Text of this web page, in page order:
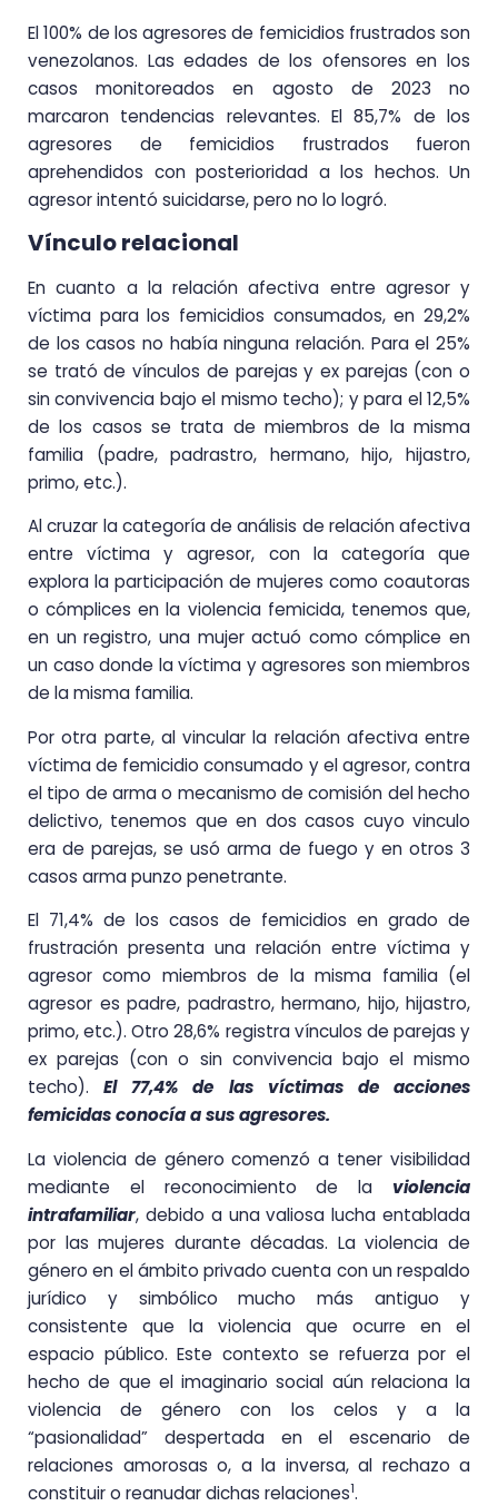
El 100% de los agresores de femicidios frustrados son
venezolanos. Las edades de los ofensores en los
casos monitoreados en agosto de 2023 no
marcaron tendencias relevantes. El 85,7% de los
agresores de femicidios frustrados fueron
aprehendidos con posterioridad a los hechos. Un
agresor intentó suicidarse, pero no lo logró.
Vínculo relacional
En cuanto a la relación afectiva entre agresor y
víctima para los femicidios consumados, en 29,2%
de los casos no había ninguna relación. Para el 25%
se trató de vínculos de parejas y ex parejas (con o
sin convivencia bajo el mismo techo); y para el 12,5%
de los casos se trata de miembros de la misma
familia (padre, padrastro, hermano, hijo, hijastro,
primo, etc.).
Al cruzar la categoría de análisis de relación afectiva
entre víctima y agresor, con la categoría que
explora la participación de mujeres como coautoras
o cómplices en la violencia femicida, tenemos que,
en un registro, una mujer actuó como cómplice en
un caso donde la víctima y agresores son miembros
de la misma familia.
Por otra parte, al vincular la relación afectiva entre
víctima de femicidio consumado y el agresor, contra
el tipo de arma o mecanismo de comisión del hecho
delictivo, tenemos que en dos casos cuyo vinculo
era de parejas, se usó arma de fuego y en otros 3
casos arma punzo penetrante.
El 71,4% de los casos de femicidios en grado de
frustración presenta una relación entre víctima y
agresor como miembros de la misma familia (el
agresor es padre, padrastro, hermano, hijo, hijastro,
primo, etc.). Otro 28,6% registra vínculos de parejas y
ex parejas (con o sin convivencia bajo el mismo
techo).El 77,4% de las víctimas de acciones
femicidas conocía a sus agresores.
La violencia de género comenzó a tener visibilidad
mediante el reconocimiento de la violencia
intrafamiliar, debido a una valiosa lucha entablada
por las mujeres durante décadas. La violencia de
género en el ámbito privado cuenta con un respaldo
jurídico y simbólico mucho más antiguo y
consistente que la violencia que ocurre en el
espacio público. Este contexto se refuerza por el
hecho de que el imaginario social aún relaciona la
violencia de género con los celos y a la
“pasionalidad” despertada en el escenario de
relaciones amorosas o, a la inversa, al rechazo a
constituir o reanudar dichas relaciones1.